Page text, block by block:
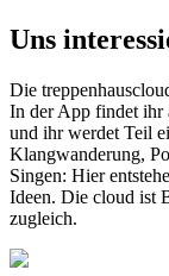
Uns
Die
In der App findet ihr
und ihr werdet Teil
Klangwanderung,
Singen: Hier
Ideen. Die cloud ist
zugleich.